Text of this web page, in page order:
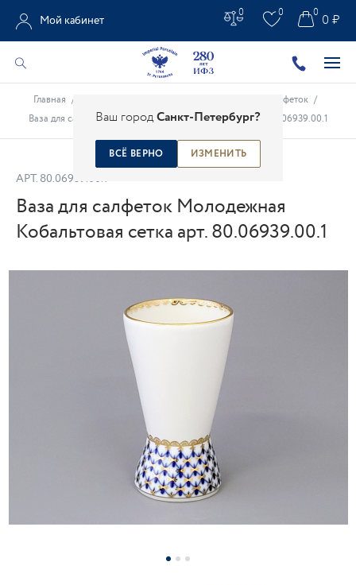
Ваш городСанкт-Петербург?
ВСЁ ВЕРНО ИЗМЕНИТЬ
Мой кабинет
0 0 0 ₽
0
Главная / Вазы для салфеток /
Ваза для салфеток Молодежная Кобальтовая сетка арт. 80.06939.00.1
АРТ. 80.06939.00.1
Ваза для салфеток Молодежная
Кобальтовая сетка арт. 80.06939.00.1